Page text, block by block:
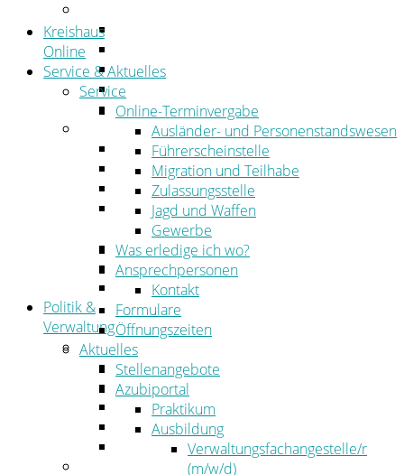
Ansprechpersonen
Formulare
Öffnungszeiten
Aktuelles
Stellenangebote
Azubiportal
Pressemitteilungen
Bekanntmachungen & öffentliche
Zustellungen
Kehrbezirksausschreibungen
Amtsblatt
Öffentliche Ausschreibungen
Politik &
Verwaltung
Politik
Kreistag
Kreistagsinformationssystem
Bürgerinformationssystem
Wahlen
Kreishaus
Online
Service & Aktuelles
Service
Online-Terminvergabe
Ausländer- und Personenstandswesen
Führerscheinstelle
Migration und Teilhabe
Zulassungsstelle
Jagd und Waffen
Gewerbe
Was erledige ich wo?
Ansprechpersonen
Kontakt
Formulare
Öffnungszeiten
Aktuelles
Stellenangebote
Azubiportal
Praktikum
Ausbildung
Verwaltungsfachangestelle/r
(m/w/d)